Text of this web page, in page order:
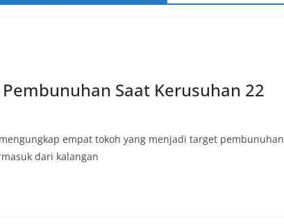
Saat Kerusuhan 22
empat tokoh yang menjadi target pembunuhan
dari kalangan